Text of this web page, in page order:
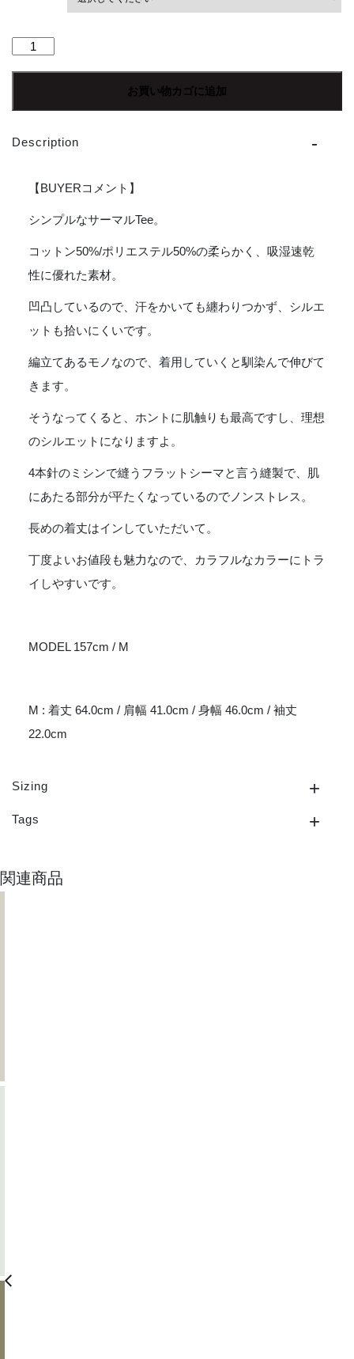
【Ladies】
ル
ニ
Waffle
Tee
MAGENTA
[602S_SOLID]
お買い物カゴに追加
Description
【BUYERコメント】
シンプルなサーマルTee。
コットン50%/ポリエステル50%の柔らかく、吸湿速乾
性に優れた素材。
凹凸しているので、汗をかいても纏わりつかず、シルエ
ットも拾いにくいです。
編立てあるモノなので、着用していくと馴染んで伸びて
きます。
そうなってくると、ホントに肌触りも最高ですし、理想
のシルエットになりますよ。
4本針のミシンで縫うフラットシーマと言う縫製で、肌
にあたる部分が平たくなっているのでノンストレス。
長めの着丈はインしていただいて。
丁度よいお値段も魅力なので、カラフルなカラーにトラ
イしやすいです。
MODEL 157cm / M
M : 着丈 64.0cm / 肩幅 41.0cm / 身幅 46.0cm / 袖丈
22.0cm
Sizing
Tags
関連商品